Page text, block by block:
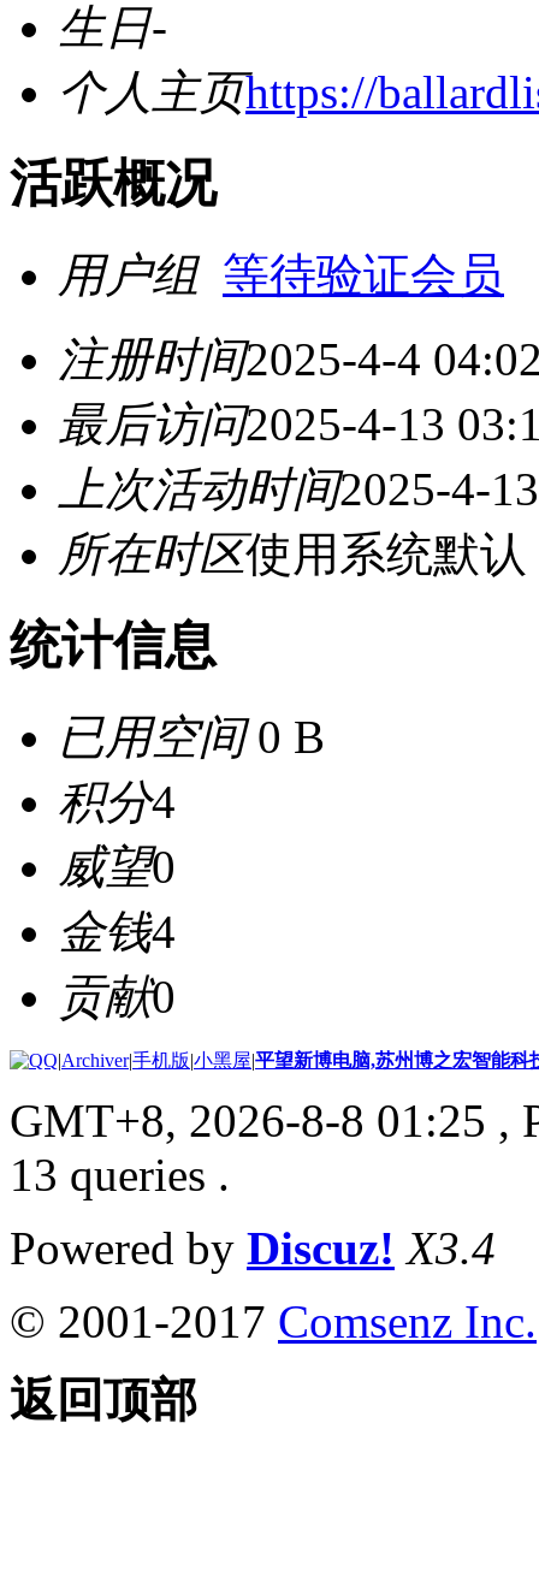
生日-
个人主页https://
活跃概况
用户组 等待验证会员
注册时间2025-4-4
最后访问2025-4-13
上次活动时间2025-4-
所在时区使用系统默认
统计信息
已用空间0 B
积分4
威望0
金钱4
贡献0
|Archiver|手机版|小黑屋|平望新博电脑,苏州博之宏智能科
GMT+8, 2026-8-8 01:25 ,
13 queries .
Powered by Discuz! X3.4
© 2001-2017 Comsenz Inc.
返回顶部